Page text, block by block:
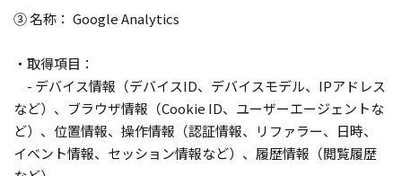
③ 名称： Google Analytics
・取得項目：
- デバイス情報（デバイスID、デバイスモデル、IPアドレス
など）、ブラウザ情報（Cookie ID、ユーザーエージェントな
ど）、位置情報、操作情報（認証情報、リファラー、日時、
イベント情報、セッション情報など）、履歴情報（閲覧履歴